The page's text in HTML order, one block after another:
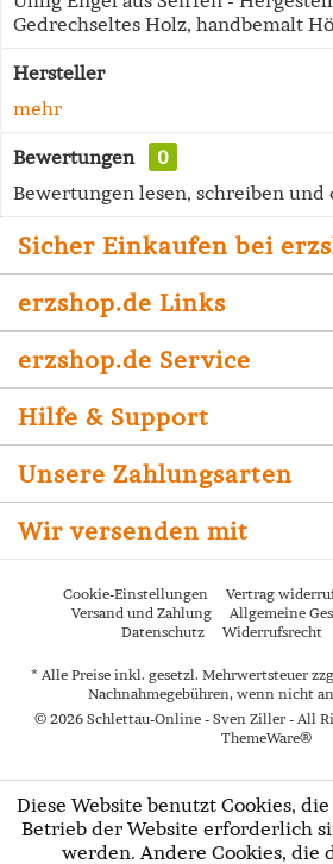
Gedrechseltes Holz, handbemalt
Hersteller
mehr
Bewertungen
0
Bewertungen lesen, schreiben und
Sicher Einkaufen bei
erzshop.de Links
erzshop.de Service
Hilfe & Support
Unsere Zahlungsarten
Wir versenden mit
Cookie-Einstellungen Vertrag
Versand und Zahlung
Allgemeine
Datenschutz
Widerrufsrecht
* Alle Preise inkl. gesetzl. Mehrwertsteuer
Nachnahmegebühren, wenn nicht
© 2026 Schlettau-Online - Sven Ziller - All
ThemeWare®
Diese Website benutzt Cookies,
Betrieb der Website erforderlich
werden. Andere Cookies, die